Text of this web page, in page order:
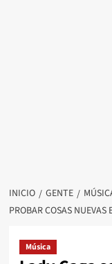
INICIO GENTE
PROBAR COSAS NUEVAS
Música